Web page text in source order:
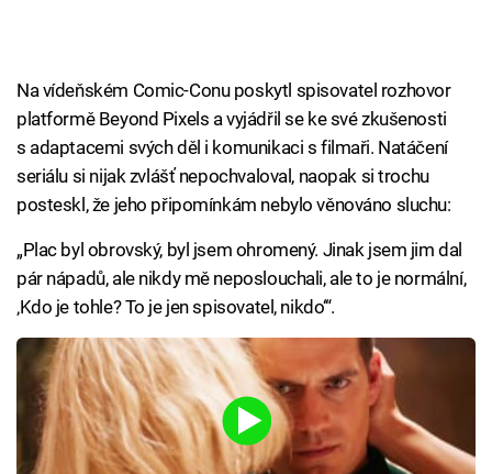
Na vídeňském Comic-Conu poskytl spisovatel rozhovor
platformě Beyond Pixels a vyjádřil se ke své zkušenosti
s adaptacemi svých děl i komunikaci s filmaři. Natáčení
seriálu si nijak zvlášť nepochvaloval, naopak si trochu
posteskl, že jeho připomínkám nebylo věnováno sluchu:
„Plac byl obrovský, byl jsem ohromený. Jinak jsem jim dal
pár nápadů, ale nikdy mě neposlouchali, ale to je normální,
‚Kdo je tohle? To je jen spisovatel, nikdo‘“.